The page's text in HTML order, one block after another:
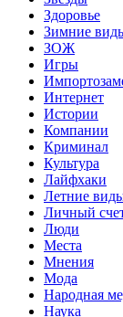
Здоровье
Зимние
ЗОЖ
Игры
Интернет
Истории
Компании
Криминал
Культура
Лайфхаки
Летние
Личный
Люди
Места
Мнения
Мода
Народная
Наука